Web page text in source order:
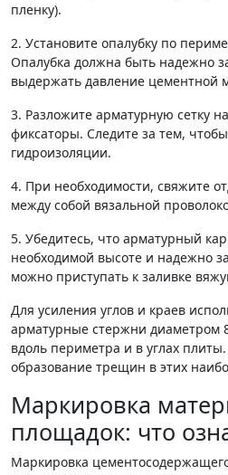
пленку).
2. Установите опалубку по
Опалубка должна быть надежно
выдержать давление цементной
3. Разложите арматурную сетку
фиксаторы. Следите за тем,
гидроизоляции.
4. При необходимости, свяжите
между собой вязальной
5. Убедитесь, что арматурный
необходимой высоте и надежно
можно приступать к заливке
Для усиления углов и краев
арматурные стержни диаметром
вдоль периметра и в углах
образование трещин в этих
Маркировка
площадок: что
Маркировка